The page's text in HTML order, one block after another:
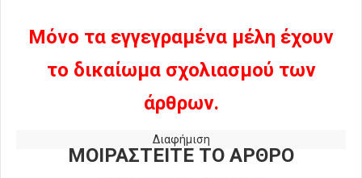
Μόνο τα εγγεγραμένα μέλη έχουν
το δικαίωμα σχολιασμού των
άρθρων.
Διαφήμιση
ΜΟΙΡΑΣΤΕΙΤΕ ΤΟ ΑΡΘΡΟ